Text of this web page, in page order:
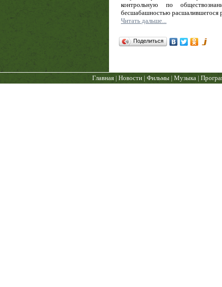
Лучше звоните Солу
1 сезон
контрольную по
бесшабашностью расшалившегося
Читать дальше...
Поделиться
Главная |Новости |Фильмы |Музыка |